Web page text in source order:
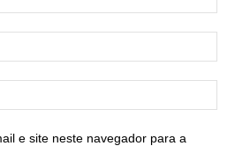
e site neste navegador para a